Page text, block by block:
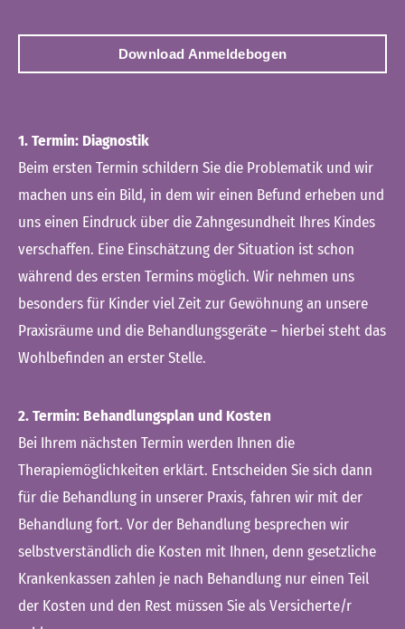
Download Anmeldebogen
1. Termin: Diagnostik
Beim ersten Termin schildern Sie die Problematik und wir
machen uns ein Bild, in dem wir einen Befund erheben und
uns einen Eindruck über die Zahngesundheit Ihres Kindes
verschaffen. Eine Einschätzung der Situation ist schon
während des ersten Termins möglich. Wir nehmen uns
besonders für Kinder viel Zeit zur Gewöhnung an unsere
Praxisräume und die Behandlungsgeräte – hierbei steht das
Wohlbefinden an erster Stelle.
2. Termin: Behandlungsplan und Kosten
Bei Ihrem nächsten Termin werden Ihnen die
Therapiemöglichkeiten erklärt. Entscheiden Sie sich dann
für die Behandlung in unserer Praxis, fahren wir mit der
Behandlung fort. Vor der Behandlung besprechen wir
selbstverständlich die Kosten mit Ihnen, denn gesetzliche
Krankenkassen zahlen je nach Behandlung nur einen Teil
der Kosten und den Rest müssen Sie als Versicherte/r